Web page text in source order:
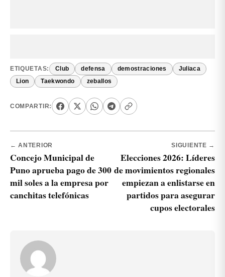
ETIQUETAS: Club defensa demostraciones Juliaca
Lion Taekwondo zeballos
COMPARTIR:
← ANTERIOR
Concejo Municipal de
Puno aprueba pago de 300
mil soles a la empresa por
canchitas telefónicas
SIGUIENTE →
Elecciones 2026: Líderes
de movimientos regionales
empiezan a enlistarse en
partidos para asegurar
cupos electorales